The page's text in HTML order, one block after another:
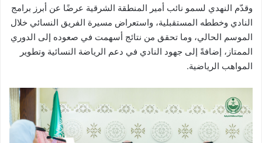
وقدّم النهدي لسمو نائب أمير المنطقة الشرقية عرضًا عن أبرز برامج
النادي وخططه المستقبلية، واستعراض مسيرة الفريق النسائي خلال
الموسم الحالي، وما تحقق من نتائج أسهمت في صعوده إلى الدوري
الممتاز، إضافةً إلى جهود النادي في دعم الرياضة النسائية وتطوير
المواهب الرياضية.